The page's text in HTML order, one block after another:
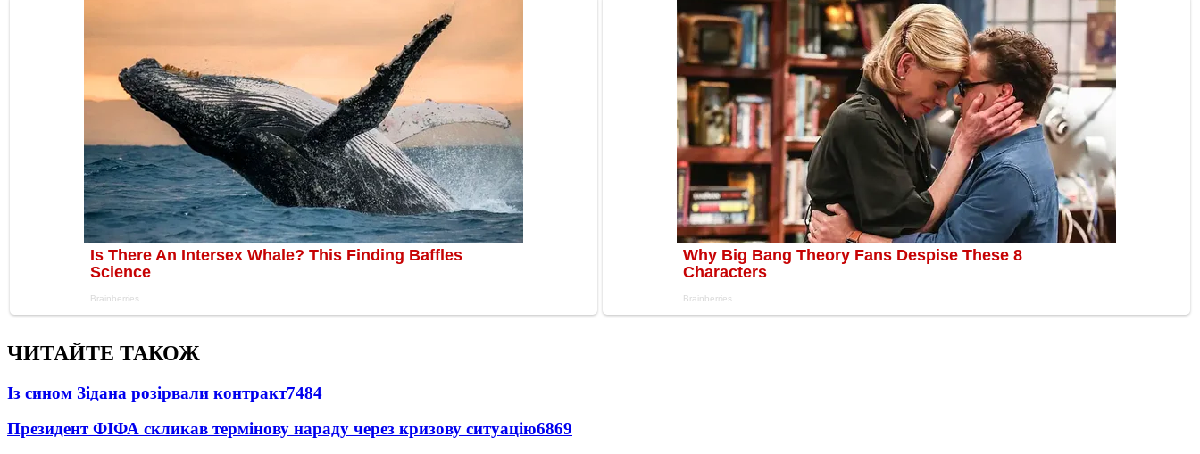
ЧИТАЙТЕ ТАКОЖ
Із сином Зідана розірвали контракт7484
Президент ФІФА скликав термінову нараду через кризову ситуацію6869